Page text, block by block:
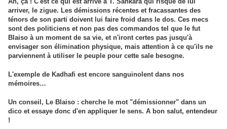
arriver, le zigue. Les démissions récentes et fracassantes des
ténors de son parti doivent lui faire froid dans le dos. Ces mecs
sont des politiciens et non pas des commandos tel que le fut
Blaiso à un moment de sa vie, et n'iront certes pas jusqu'à
envisager son élimination physique, mais attention à ce qu'ils ne
parviennent à utiliser le peuple pour cette sale besogne.
L'exemple de Kadhafi est encore sanguinolent dans nos
mémoires…
Un conseil, Le Blaiso : cherche le mot "démissionner" dans un
dico et essaye donc d'en appliquer le sens. A bon salut, entendeur
!